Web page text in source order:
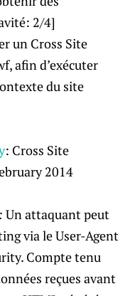
2/4]
un Cross Site
afin d’exécuter
du site
: Cross Site
2014
Un attaquant peut
via le User-Agent
Compte tenu
reçues avant